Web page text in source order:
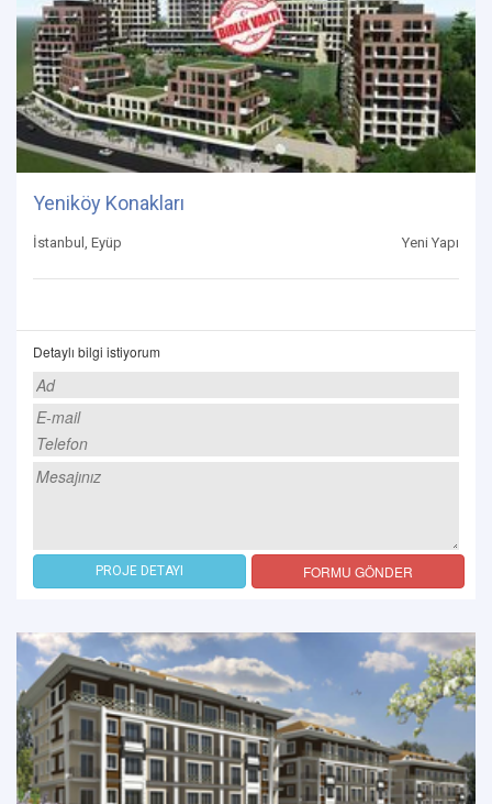
Yeniköy Konakları
İstanbul, Eyüp Yeni Yapı
Detaylı bilgi istiyorum
PROJE DETAYI FORMU GÖNDER